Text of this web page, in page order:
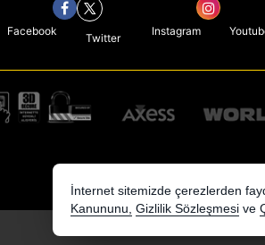
Facebook
Twitter
Instagram
İnternet sitemizde çerezlerden
Kanununu, Gizlilik Sözleşmesi ve